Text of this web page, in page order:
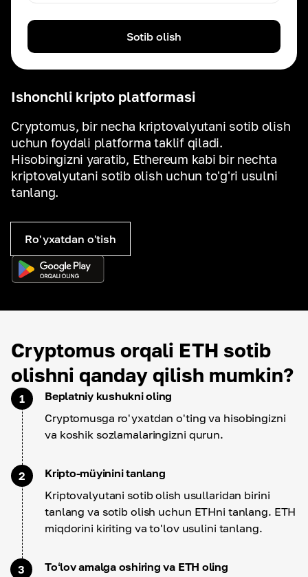
Ishonchli kripto platformasi
Cryptomus, bir necha kriptovalyutani sotib olish
uchun foydali platforma taklif qiladi.
Hisobingizni yaratib, Ethereum kabi bir nechta
kriptovalyutani sotib olish uchun to'g'ri usulni
tanlang.
Ro'yxatdan o'tish
Sotib olish
Cryptomus orqali ETH sotib
olishni qanday qilish mumkin?
1
Beplatniy kushukni oling
Cryptomusga ro'yxatdan o'ting va hisobingizni
va koshik sozlamalaringizni qurun.
2
Kripto-müyinini tanlang
Kriptovalyutani sotib olish usullaridan birini
tanlang va sotib olish uchun ETHni tanlang. ETH
miqdorini kiriting va to'lov usulini tanlang.
3
Toʻlov amalga oshiring va ETH oling